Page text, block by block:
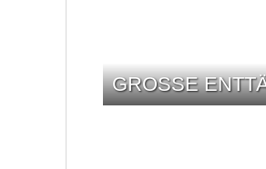
GROSSE